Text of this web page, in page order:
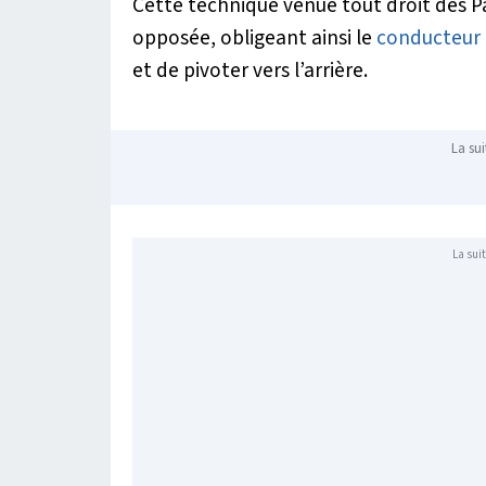
opposée, obligeant ainsi le conducteur
et de pivoter vers l’arrière.
La
La